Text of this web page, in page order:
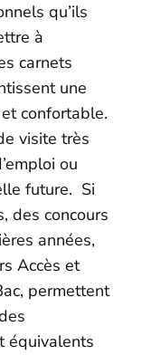
qu’ils
à
carnets
une
confortable.
visite très
ou
future. Si
des concours
années,
Accès et
permettent
équivalents